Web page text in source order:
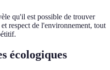
qu'il est possible de trouver
respect de l'environnement, tout
écologiques